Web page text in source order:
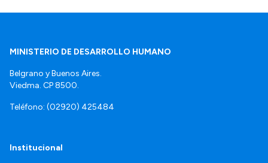
MINISTERIO DE DESARROLLO HUMANO
Belgrano y Buenos Aires.
Viedma. CP 8500.
Teléfono: (02920) 425484
Institucional